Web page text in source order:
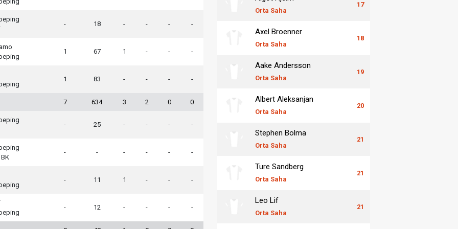
- 18 - - - -
1 67 1 - - -
1 83 - - - -
7 634 3 2 0 0
- 25 - - - -
- - - - - -
- 11 1 - - -
- 12 - - - -
Orta Saha
17
Axel Broenner
Orta Saha
18
Aake Andersson
Orta Saha
19
Albert Aleksanjan
Orta Saha
20
Stephen Bolma
Orta Saha
21
Ture Sandberg
Orta Saha
21
Leo Lif
Orta Saha
21